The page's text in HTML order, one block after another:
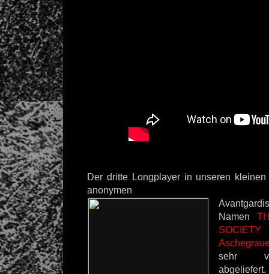
Der dritte Longplayer in unseren
anonymen
Namen
SOCIETY
sehr